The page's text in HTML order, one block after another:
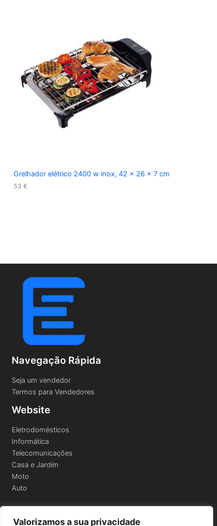
Valorizamos a sua privacidade
Grelhador elétrico 2400 w inox, 42 x 26 x 7 cm
53 €
Navegação Rápida
Seja um vendedor
Termos para Vendedores
Website
Eletrodomésticos
Informática
Telecomunicações
Casa e Jardim
Moto
Auto